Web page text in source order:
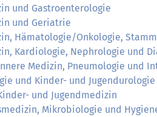
und Gastroenterologie
und Geriatrie
Hämatologie/Onkologie,
Kardiologie, Nephrologie und
Medizin, Pneumologie und
und Kinder- und Jugendurologie
und Jugendmedizin
Mikrobiologie und